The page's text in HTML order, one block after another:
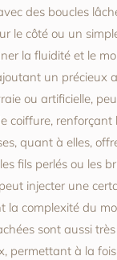
des boucles
le côté ou un
la fluidité et le
un précieux
ou artificielle,
coiffure,
quant à elles,
fils perlés ou les
injecter une
la complexité du
sont aussi
permettant à la